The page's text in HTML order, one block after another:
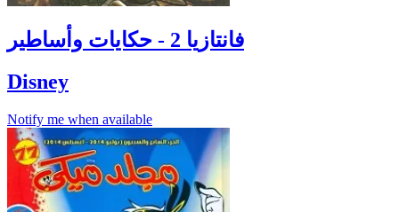
فانتازيا 2 - حكايات وأساطير
Disney
Notify me when available